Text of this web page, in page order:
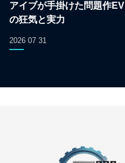
アイブが手掛けた問題作EV
の狂気と実力
2026 07 31